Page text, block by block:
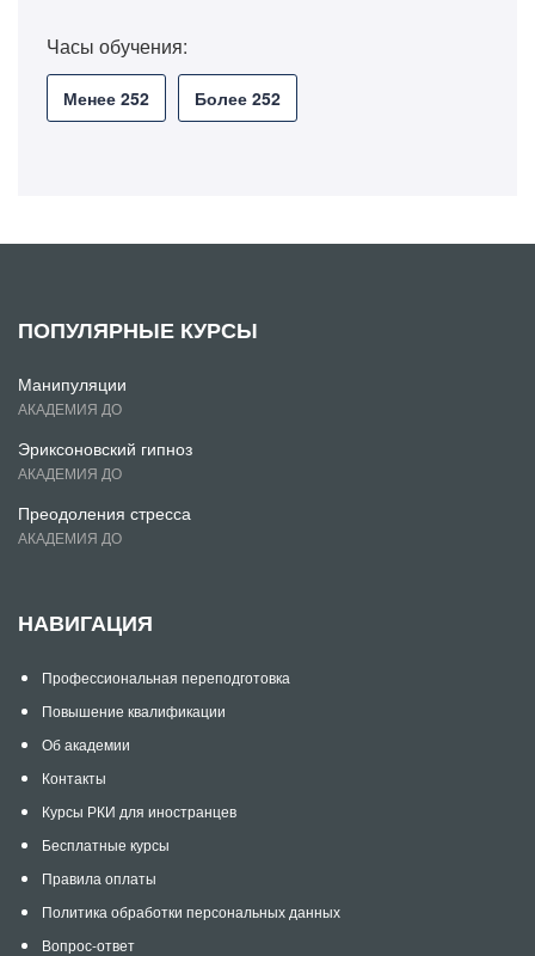
Часы обучения:
Менее 252 Более 252
ПОПУЛЯРНЫЕ КУРСЫ
Манипуляции
АКАДЕМИЯ ДО
Эриксоновский гипноз
АКАДЕМИЯ ДО
Преодоления стресса
АКАДЕМИЯ ДО
НАВИГАЦИЯ
Профессиональная переподготовка
Повышение квалификации
Об академии
Контакты
Курсы РКИ для иностранцев
Бесплатные курсы
Правила оплаты
Политика обработки персональных данных
Вопрос-ответ